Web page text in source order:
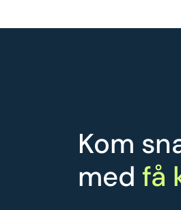
Kom
med få